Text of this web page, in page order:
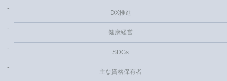
DX推進
健康経営
SDGs
主な資格保有者